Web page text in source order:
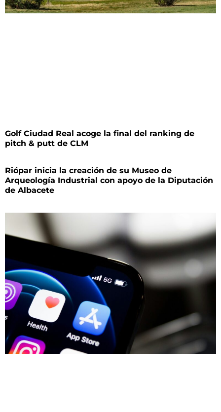
Golf Ciudad Real acoge la final del ranking de
pitch & putt de CLM
Riópar inicia la creación de su Museo de
Arqueología Industrial con apoyo de la Diputación
de Albacete